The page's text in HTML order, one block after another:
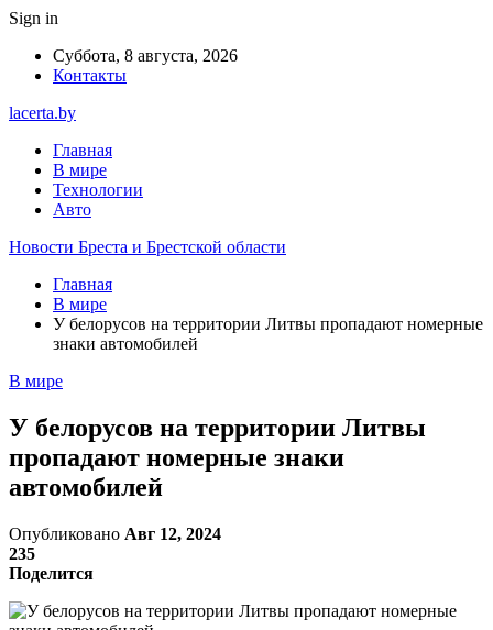
Sign in
Суббота, 8 августа, 2026
Контакты
lacerta.by
Главная
В мире
Технологии
Авто
Новости Бреста и Брестской области
Главная
В мире
У белорусов на территории Литвы пропадают номерные
знаки автомобилей
В мире
У белорусов на территории Литвы
пропадают номерные знаки
автомобилей
Опубликовано Авг 12, 2024
235
Поделится